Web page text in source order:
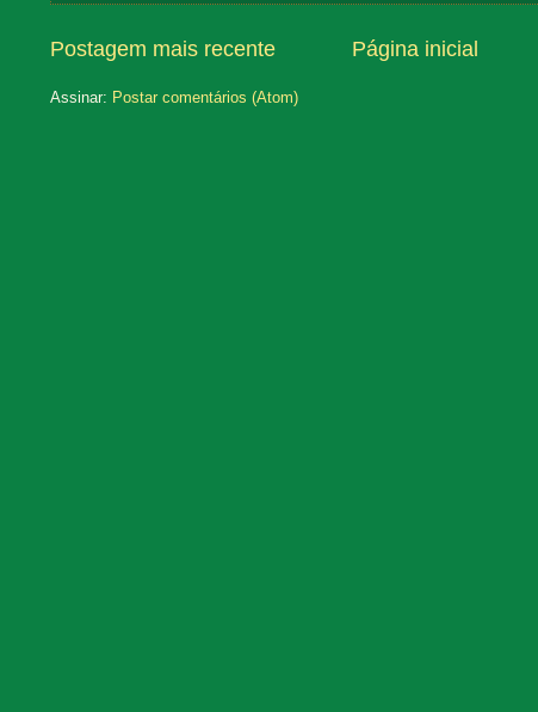
Postagem mais recente Página inicial
Assinar: Postar comentários (Atom)